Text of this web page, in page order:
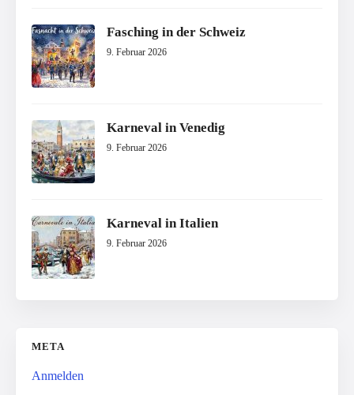
Fasching in der Schweiz
9. Februar 2026
Karneval in Venedig
9. Februar 2026
Karneval in Italien
9. Februar 2026
META
Anmelden